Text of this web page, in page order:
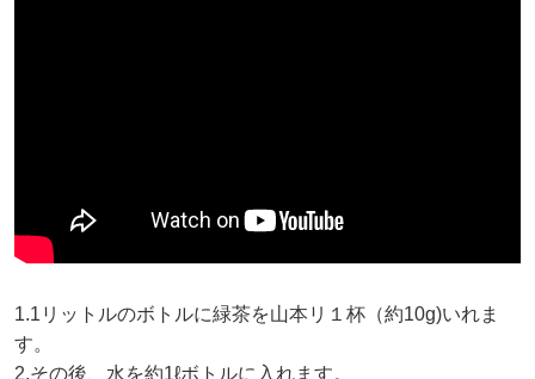
1.1リットルのボトルに緑茶を山本リ１杯（約10g)いれま
す。
2.その後、水を約1ℓボトルに入れます。